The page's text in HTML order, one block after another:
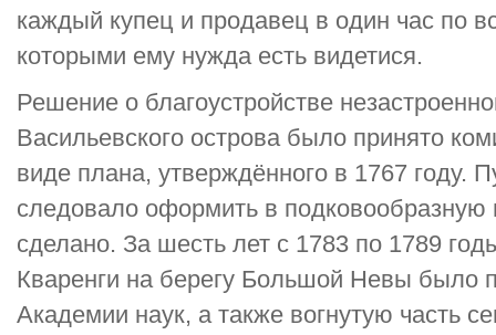
каждый купец и продавец в один час по
которыми ему нужда есть видетися.
Решение о благоустройстве
Васильевского острова было принято
виде плана, утверждённого в 1767 году.
следовало оформить в
сделано. За шесть лет с 1783 по 1789
Кваренги на берегу Большой Невы было
Академии наук, а также вогнутую часть